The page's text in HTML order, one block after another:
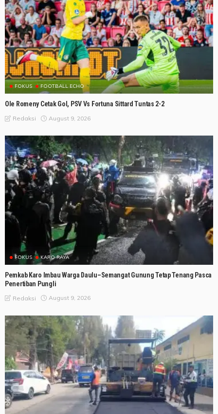
FOKUS FOOTBALL ECHO
Ole Romeny Cetak Gol, PSV Vs Fortuna Sittard Tuntas 2-2
Redaksi August 9, 2026
FOKUS KARO RAYA
Pemkab Karo Imbau Warga Daulu–Semangat Gunung Tetap Tenang Pasca
Penertiban Pungli
Redaksi August 9, 2026